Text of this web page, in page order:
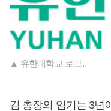
▲ 유한대학교 로고.
김 총장의 임기는 3년